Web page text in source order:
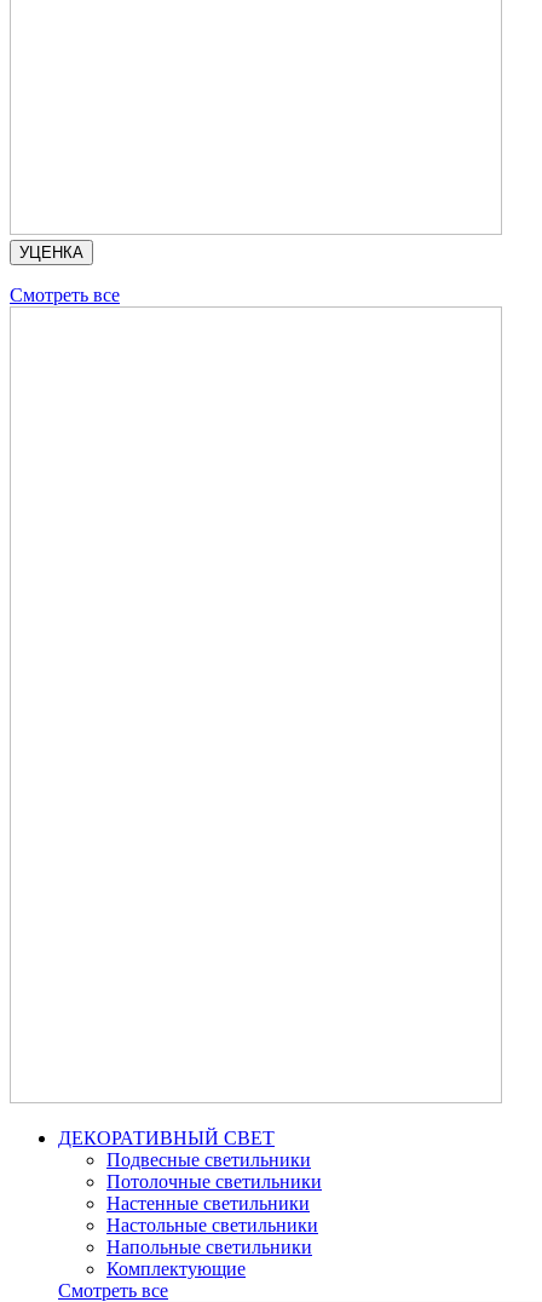
УЦЕНКА
Смотреть все
ДЕКОРАТИВНЫЙ СВЕТ
Подвесные светильники
Потолочные светильники
Настенные светильники
Настольные светильники
Напольные светильники
Комплектующие
Смотреть все